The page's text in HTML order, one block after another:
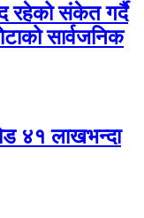
रहेको संकेत गर्दै
सार्वजनिक
४१ लाखभन्दा